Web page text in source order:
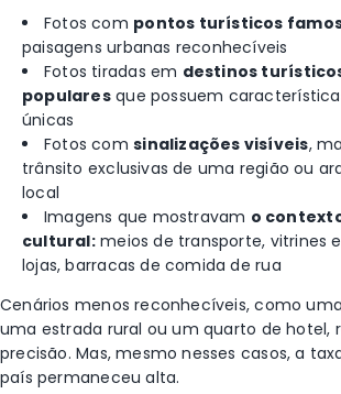
Fotos com pontos turísticos
paisagens urbanas reconhecíveis
Fotos tiradas em destinos
popularesque possuem
únicas
Fotos comsinalizações visíveis,
trânsito exclusivas de uma região ou
local
Imagens que mostravam o
cultural:meios de transporte, vitrines
lojas, barracas de comida de rua
Cenários menos reconhecíveis, como
uma estrada rural ou um quarto de hotel,
precisão. Mas, mesmo nesses casos, a
país permaneceu alta.